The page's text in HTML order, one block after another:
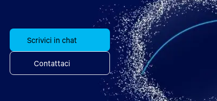
Scrivici in chat
Contattaci